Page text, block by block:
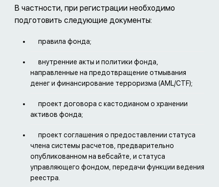
В частности, при регистрации необходимо
подготовить следующие документы:
правила фонда;
внутренние акты и политики фонда,
направленные на предотвращение отмывания
денег и финансирование терроризма (AML/CTF);
проект договора с кастодианом o хранении
активов фонда;
проект соглашения о предоставлении статуса
члена системы расчетов, предварительно
опубликованном на вебсайте, и статуса
управляющего фондом, передачи функции ведения
реестра.